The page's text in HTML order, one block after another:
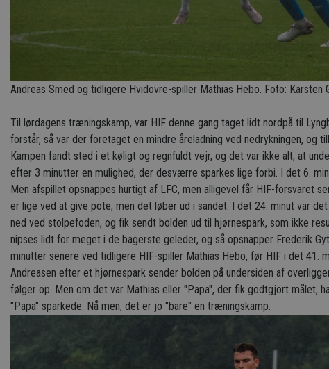
Andreas Smed og tidligere Hvidovre-spiller Mathias Hebo. Foto: Karsten
Til lørdagens træningskamp, var HIF denne gang taget lidt nordpå til
forstår, så var der foretaget en mindre åreladning ved nedrykningen, og
Kampen fandt sted i et køligt og regnfuldt vejr, og det var ikke alt, at
efter 3 minutter en mulighed, der desværre sparkes lige forbi. I det 6.
Men afspillet opsnappes hurtigt af LFC, men alligevel får HIF-forsvaret
er lige ved at give pote, men det løber ud i sandet. I det 24. minut var
ned ved stolpefoden, og fik sendt bolden ud til hjørnespark, som ikke
nipses lidt for meget i de bagerste geleder, og så opsnapper Frederik
minutter senere ved tidligere HIF-spiller Mathias Hebo, før HIF i det 41.
Andreasen efter et hjørnespark sender bolden på undersiden af
følger op. Men om det var Mathias eller "Papa", der fik godtgjort målet,
"Papa" sparkede. Nå men, det er jo "bare" en træningskamp.